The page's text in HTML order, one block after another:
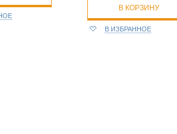
В КОРЗИНУ
В ИЗБРАННОЕ